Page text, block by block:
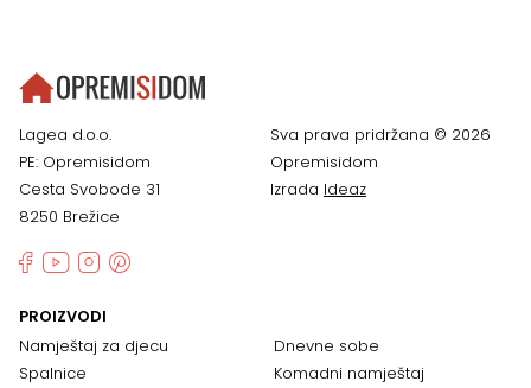
Lagea d.o.o.
PE: Opremisidom
Cesta Svobode 31
8250 Brežice
Sva prava pridržana © 2026
Opremisidom
Izrada Ideaz
PROIZVODI
Namještaj za djecu
Spalnice
Dnevne sobe
Komadni namještaj